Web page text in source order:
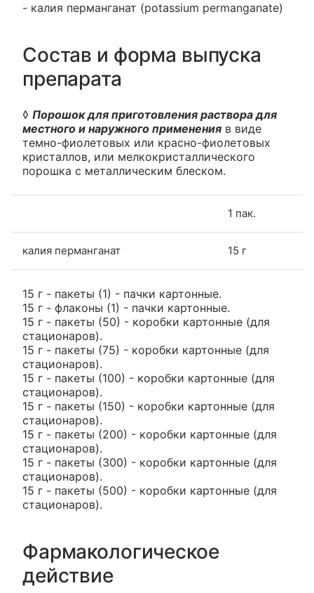
- калия перманганат (potassium permanganate)
Состав и форма выпуска
препарата
◊ Порошок для приготовления раствора для
местного и наружного применения в виде
темно-фиолетовых или красно-фиолетовых
кристаллов, или мелкокристаллического
порошка с металлическим блеском.
1 пак.
калия перманганат 15 г
15 г - пакеты (1) - пачки картонные.
15 г - флаконы (1) - пачки картонные.
15 г - пакеты (50) - коробки картонные (для
стационаров).
15 г - пакеты (75) - коробки картонные (для
стационаров).
15 г - пакеты (100) - коробки картонные (для
стационаров).
15 г - пакеты (150) - коробки картонные (для
стационаров).
15 г - пакеты (200) - коробки картонные (для
стационаров).
15 г - пакеты (300) - коробки картонные (для
стационаров).
15 г - пакеты (500) - коробки картонные (для
стационаров).
Фармакологическое
действие